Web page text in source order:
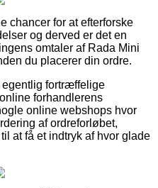
chancer for at efterforske
og derved er det en
omtaler af Rada Mini
du placerer din ordre.
fortræffelige
forhandlerens
online webshops hvor
af ordreforløbet,
at få et indtryk af hvor glade